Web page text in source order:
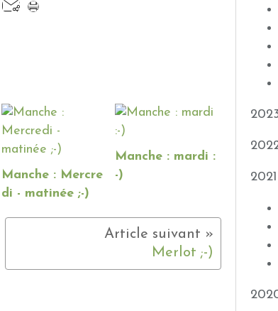
Manche : Mercre
di - matinée ;-)
Manche : mardi :
-)
Merlot ;-)
2021